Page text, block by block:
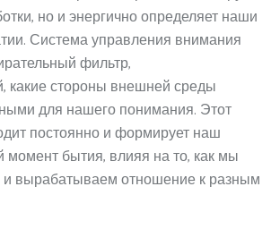
но и энергично определяет наши
Система управления внимания
фильтр,
какие стороны внешней среды
для нашего понимания. Этот
постоянно и формирует наш
момент бытия, влияя на то, как мы
и вырабатываем отношение к разным